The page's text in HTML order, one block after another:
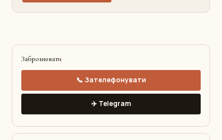
Забронювати
📞 Зателефонувати
✈️ Telegram